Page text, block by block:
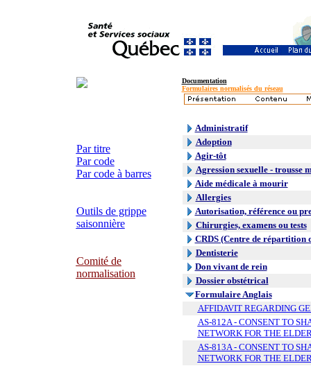
Documentation
Formulaires normalisés du réseau
Par titre
Par code
Par code à barres
Outils de grippe
saisonnière
Comité de
normalisation
Administratif
Adoption
Agir-tôt
Agression sexuelle - trousse
Aide médicale à mourir
Allergies
Autorisation, référence ou
Chirurgies, examens ou tests
CRDS (Centre de répartition
Dentisterie
Don vivant de rein
Dossier obstétrical
Formulaire Anglais
AFFIDAVIT REGARDING
AS-812A - CONSENT TO
NETWORK FOR THE
AS-813A - CONSENT TO
NETWORK FOR THE